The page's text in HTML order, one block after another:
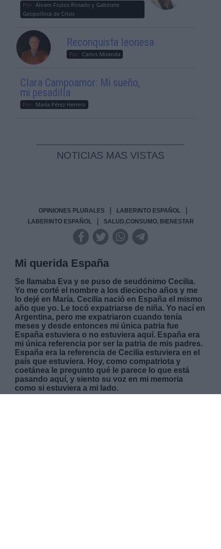
Por Álvaro Frutos Rosado y Gabinete
Geopolítica de Crisis
Reconquista leonesa
Por Carlos Miranda
Clara Campoamor: Mi sueño,
mi pesadilla
Por María Pérez Herrero
NOTICIAS MAS VISTAS
OPINIONES PLURALES LABERINTO ESPAÑOL
LABERINTO ESPAÑOL SALUD,CONSUMO, BIENESTAR
Mi querida España
Se llamaba Eva y se puso de seudónimo Cecilia.
Yo me corté el nombre a los dieciocho años y me
lo dejé en María. Cecilia nació en España el mismo
año que yo. Le tocó expatriarse de niña. Yo nací en
Argentina, pero me expatriaron cuando tenía
meses y desde entonces mi única patria fue
España estuviera o no estuviera aquí. España era
mi única referencia por ser la patria de mis padres.
España era la referencia de Cecilia estuviera en el
país que estuviera. Hoy, como compatriota y
coetánea le pregunto qué le parece lo que está
pasando aquí, y siento su voz en mi memoria
como si estuviera a mi lado.